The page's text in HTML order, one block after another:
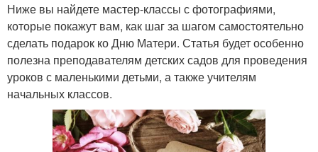
Ниже вы найдете мастер-классы с фотографиями,
которые покажут вам, как шаг за шагом самостоятельно
сделать подарок ко Дню Матери. Статья будет особенно
полезна преподавателям детских садов для проведения
уроков с маленькими детьми, а также учителям
начальных классов.